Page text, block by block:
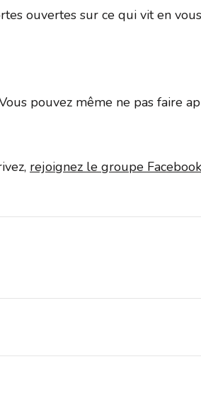
ouvertes sur ce qui vit en
pouvez même ne pas faire
rejoignez le groupe Facebook